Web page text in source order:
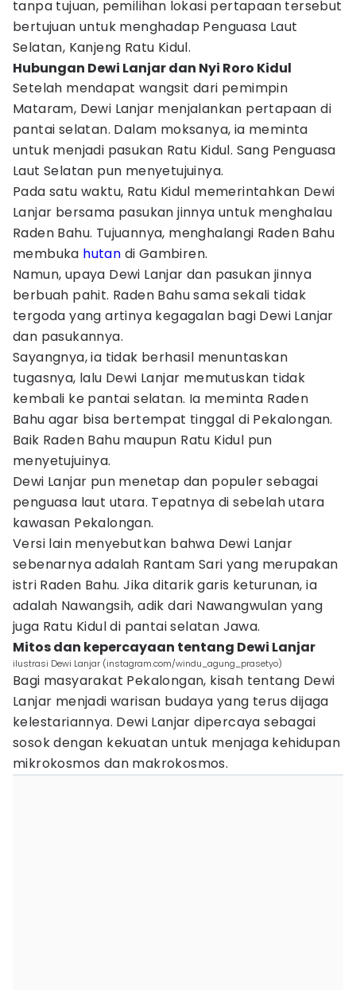
tanpa tujuan, pemilihan lokasi pertapaan tersebut
bertujuan untuk menghadap Penguasa Laut
Selatan, Kanjeng Ratu Kidul.
Hubungan Dewi Lanjar dan Nyi Roro Kidul
Setelah mendapat wangsit dari pemimpin
Mataram, Dewi Lanjar menjalankan pertapaan di
pantai selatan. Dalam moksanya, ia meminta
untuk menjadi pasukan Ratu Kidul. Sang Penguasa
Laut Selatan pun menyetujuinya.
Pada satu waktu, Ratu Kidul memerintahkan Dewi
Lanjar bersama pasukan jinnya untuk menghalau
Raden Bahu. Tujuannya, menghalangi Raden Bahu
membuka hutan di Gambiren.
Namun, upaya Dewi Lanjar dan pasukan jinnya
berbuah pahit. Raden Bahu sama sekali tidak
tergoda yang artinya kegagalan bagi Dewi Lanjar
dan pasukannya.
Sayangnya, ia tidak berhasil menuntaskan
tugasnya, lalu Dewi Lanjar memutuskan tidak
kembali ke pantai selatan. Ia meminta Raden
Bahu agar bisa bertempat tinggal di Pekalongan.
Baik Raden Bahu maupun Ratu Kidul pun
menyetujuinya.
Dewi Lanjar pun menetap dan populer sebagai
penguasa laut utara. Tepatnya di sebelah utara
kawasan Pekalongan.
Versi lain menyebutkan bahwa Dewi Lanjar
sebenarnya adalah Rantam Sari yang merupakan
istri Raden Bahu. Jika ditarik garis keturunan, ia
adalah Nawangsih, adik dari Nawangwulan yang
juga Ratu Kidul di pantai selatan Jawa.
Mitos dan kepercayaan tentang Dewi Lanjar
ilustrasi Dewi Lanjar (instagram.com/windu_agung_prasetyo)
Bagi masyarakat Pekalongan, kisah tentang Dewi
Lanjar menjadi warisan budaya yang terus dijaga
kelestariannya. Dewi Lanjar dipercaya sebagai
sosok dengan kekuatan untuk menjaga kehidupan
mikrokosmos dan makrokosmos.